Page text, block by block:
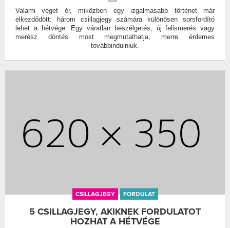
Valami véget ér, miközben egy izgalmasabb történet már
elkezdődött: három csillagjegy számára különösen sorsfordító
lehet a hétvége. Egy váratlan beszélgetés, új felismerés vagy
merész döntés most megmutathatja, merre érdemes
továbbindulniuk.
CSILLAGJEGY FORDULAT
5 CSILLAGJEGY, AKIKNEK FORDULATOT
HOZHAT A HÉTVÉGE